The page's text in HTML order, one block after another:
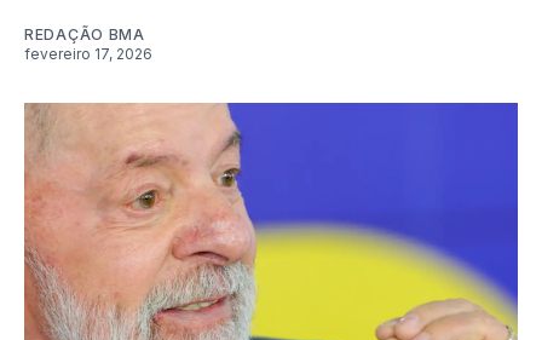
REDAÇÃO BMA
fevereiro 17, 2026